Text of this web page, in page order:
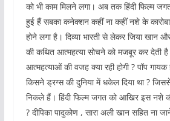
को भी काम मिलने लगा। अब तक हिंदी फिल्म
हुई हैं सबका कनेक्शन कहीं ना कहीं नशे के
होने लगा है। दिव्या भारती से लेकर जिया खान
की कथित आत्महत्या सोचने को मजबूर कर देती
आत्महत्याओं की वजह क्या रही होगी ? पॉप गायक
किसने ड्रग्स की दुनिया में धकेल दिया था ?
निकले हैं। हिंदी फिल्म जगत को आखिर इस नशे
? दीपिका पादुकोण , सारा अली खान सहित ना